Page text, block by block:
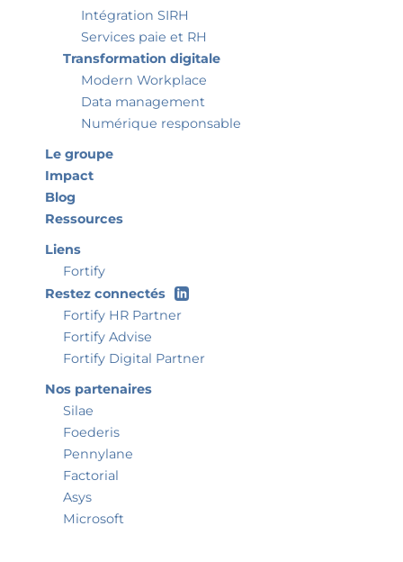
Intégration SIRH
Services paie et RH
Transformation digitale
Modern Workplace
Data management
Numérique responsable
Le groupe
Impact
Blog
Ressources
Liens
Fortify
Restez connectés
Fortify HR Partner
Fortify Advise
Fortify Digital Partner
Nos partenaires
Silae
Foederis
Pennylane
Factorial
Asys
Microsoft